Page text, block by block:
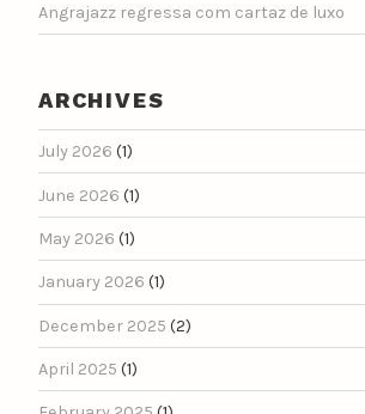
Angrajazz regressa com cartaz de luxo
ARCHIVES
July 2026 (1)
June 2026 (1)
May 2026 (1)
January 2026 (1)
December 2025 (2)
April 2025 (1)